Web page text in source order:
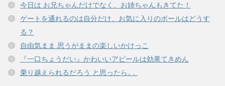
今日は お兄ちゃんだけでなく、お姉ちゃんもきてた！
ゲートを通れるのは自分だけ、お気に入りのボールはどうす
る？
自由気まま 思うがままの楽しいかけっこ
『一口ちょうだい』かわいいアピールは効果てきめん
乗り越えられるだろう と思ったら..．